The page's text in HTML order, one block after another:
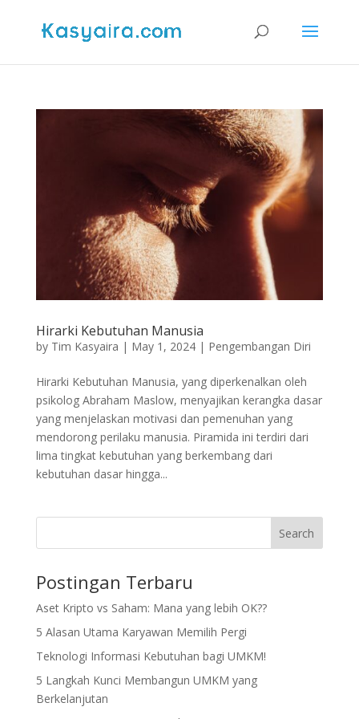
Hirarki Kebutuhan Manusia
by Tim Kasyaira | May 1, 2024| Pengembangan Diri
Hirarki Kebutuhan Manusia, yang diperkenalkan oleh
psikolog Abraham Maslow, menyajikan kerangka dasar
yang menjelaskan motivasi dan pemenuhan yang
mendorong perilaku manusia. Piramida ini terdiri dari
lima tingkat kebutuhan yang berkembang dari
kebutuhan dasar hingga...
Search
Postingan Terbaru
Aset Kripto vs Saham: Mana yang lebih OK??
5 Alasan Utama Karyawan Memilih Pergi
Teknologi Informasi Kebutuhan bagi UMKM!
5 Langkah Kunci Membangun UMKM yang
Berkelanjutan